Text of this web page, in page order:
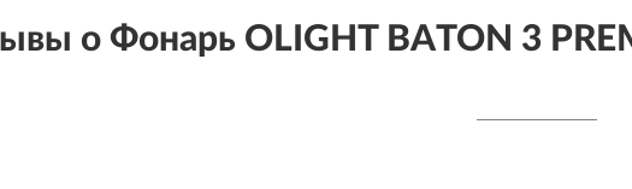
о Фонарь OLIGHT BATON 3